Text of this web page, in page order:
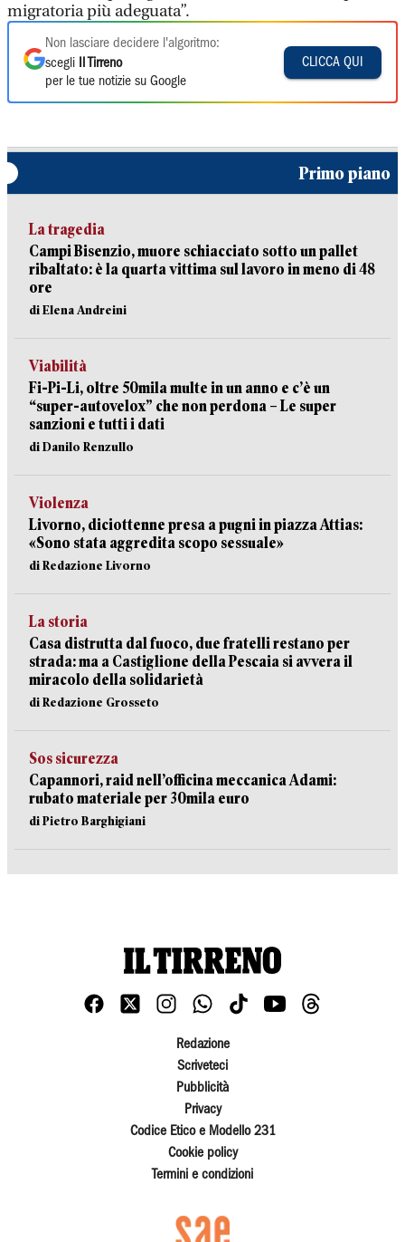
migratoria più adeguata”.
Non lasciare decidere l'algoritmo:
scegli
Il Tirreno
per le tue notizie su Google
CLICCA QUI
Primo piano
La tragedia
Campi Bisenzio, muore schiacciato sotto un pallet
ribaltato: è la quarta vittima sul lavoro in meno di 48
ore
di Elena Andreini
Viabilità
Fi-Pi-Li, oltre 50mila multe in un anno e c’è un
“super-autovelox” che non perdona – Le super
sanzioni e tutti i dati
di Danilo Renzullo
Violenza
Livorno, diciottenne presa a pugni in piazza Attias:
«Sono stata aggredita scopo sessuale»
di Redazione Livorno
La storia
Casa distrutta dal fuoco, due fratelli restano per
strada: ma a Castiglione della Pescaia si avvera il
miracolo della solidarietà
di Redazione Grosseto
Sos sicurezza
Capannori, raid nell’officina meccanica Adami:
rubato materiale per 30mila euro
di Pietro Barghigiani
Redazione
Scriveteci
Pubblicità
Privacy
Codice Etico e Modello 231
Cookie policy
Termini e condizioni